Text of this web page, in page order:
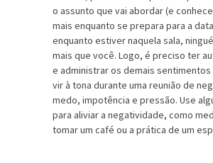
o assunto que vai abordar (e
mais enquanto se prepara para a
enquanto estiver naquela sala,
mais que você. Logo, é preciso ter
e administrar os demais
vir à tona durante uma reunião de
medo, impotência e pressão. Use
para aliviar a negatividade, como
tomar um café ou a prática de um